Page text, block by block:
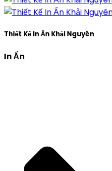
Thiết Kế In Ấn Khải Nguyên
In Ấn